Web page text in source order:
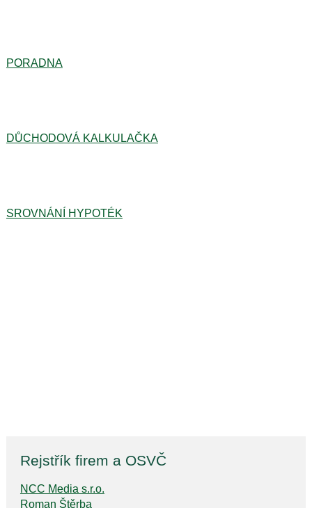
PORADNA
DŮCHODOVÁ KALKULAČKA
SROVNÁNÍ HYPOTÉK
Rejstřík firem a OSVČ
NCC Media s.r.o.
Roman Štěrba